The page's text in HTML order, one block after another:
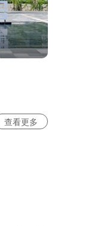
查看更多